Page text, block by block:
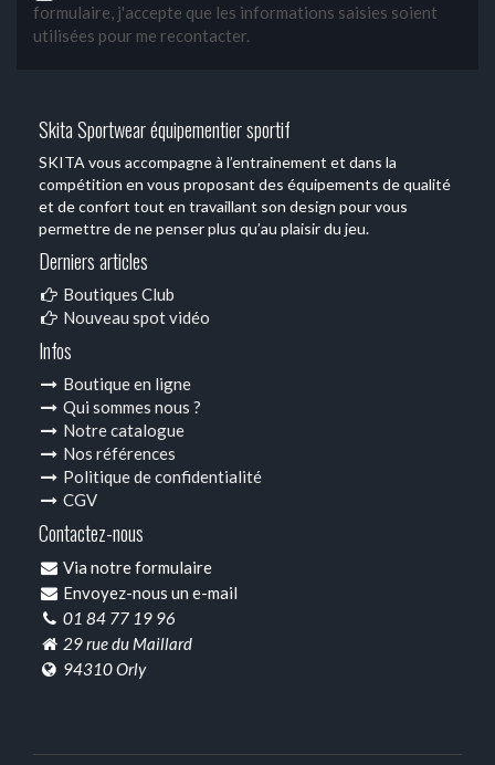
formulaire, j'accepte que les informations saisies soient
utilisées pour me recontacter.
Skita Sportwear équipementier sportif
SKITA vous accompagne à l’entrainement et dans la
compétition en vous proposant des équipements de qualité
et de confort tout en travaillant son design pour vous
permettre de ne penser plus qu’au plaisir du jeu.
Derniers articles
Boutiques Club
Nouveau spot vidéo
Infos
Boutique en ligne
Qui sommes nous ?
Notre catalogue
Nos références
Politique de confidentialité
CGV
Contactez-nous
Via notre formulaire
Envoyez-nous un e-mail
01 84 77 19 96
29 rue du Maillard
94310 Orly